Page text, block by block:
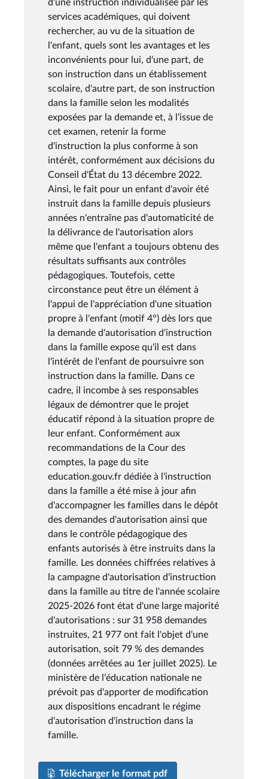
d'une instruction individualisée par les
services académiques, qui doivent
rechercher, au vu de la situation de
l'enfant, quels sont les avantages et les
inconvénients pour lui, d'une part, de
son instruction dans un établissement
scolaire, d'autre part, de son instruction
dans la famille selon les modalités
exposées par la demande et, à l'issue de
cet examen, retenir la forme
d'instruction la plus conforme à son
intérêt, conformément aux décisions du
Conseil d'État du 13 décembre 2022.
Ainsi, le fait pour un enfant d'avoir été
instruit dans la famille depuis plusieurs
années n'entraîne pas d'automaticité de
la délivrance de l'autorisation alors
même que l'enfant a toujours obtenu des
résultats suffisants aux contrôles
pédagogiques. Toutefois, cette
circonstance peut être un élément à
l'appui de l'appréciation d'une situation
propre à l'enfant (motif 4°) dès lors que
la demande d'autorisation d'instruction
dans la famille expose qu'il est dans
l'intérêt de l'enfant de poursuivre son
instruction dans la famille. Dans ce
cadre, il incombe à ses responsables
légaux de démontrer que le projet
éducatif répond à la situation propre de
leur enfant. Conformément aux
recommandations de la Cour des
comptes, la page du site
education.gouv.fr dédiée à l'instruction
dans la famille a été mise à jour afin
d'accompagner les familles dans le dépôt
des demandes d'autorisation ainsi que
dans le contrôle pédagogique des
enfants autorisés à être instruits dans la
famille. Les données chiffrées relatives à
la campagne d'autorisation d'instruction
dans la famille au titre de l'année scolaire
2025-2026 font état d'une large majorité
d'autorisations : sur 31 958 demandes
instruites, 21 977 ont fait l'objet d'une
autorisation, soit 79 % des demandes
(données arrêtées au 1er juillet 2025). Le
ministère de l'éducation nationale ne
prévoit pas d'apporter de modification
aux dispositions encadrant le régime
d'autorisation d'instruction dans la
famille.
Télécharger le format pdf